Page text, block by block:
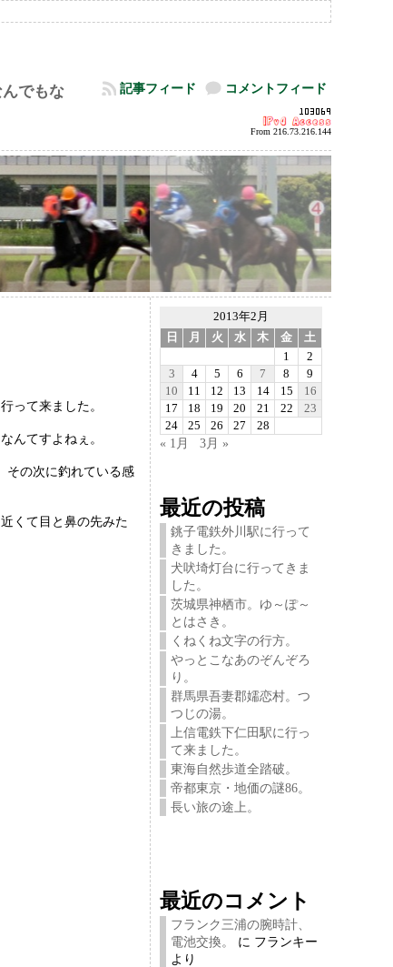
でもな
コメントフィード
記事フィード
From 216.73.216.144
って来ました。
んてすよねぇ。
その次に釣れている感
くて目と鼻の先みた
2013年2月
日
月 火 水 木 金
土
1
2
3
4 5 6 7 8
9
10
11 12 13 14 15
16
17
18 19 20 21 22
23
24
25 26 27 28
« 1月 3月 »
最近の投稿
銚子電鉄外川駅に行って
きました。
犬吠埼灯台に行ってきま
した。
茨城県神栖市。ゆ～ぽ～
とはさき。
くねくね文字の行方。
やっとこなあのぞんぞろ
り。
群馬県吾妻郡嬬恋村。つ
つじの湯。
上信電鉄下仁田駅に行っ
て来ました。
東海自然歩道全踏破。
帝都東京・地価の謎86。
長い旅の途上。
最近のコメント
フランク三浦の腕時計、
電池交換。
に フランキー
より